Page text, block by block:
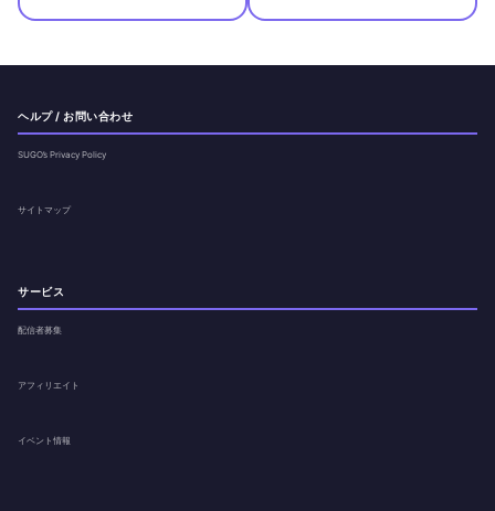
ヘルプ / お問い合わせ
SUGO’s Privacy Policy
サイトマップ
サービス
配信者募集
アフィリエイト
イベント情報